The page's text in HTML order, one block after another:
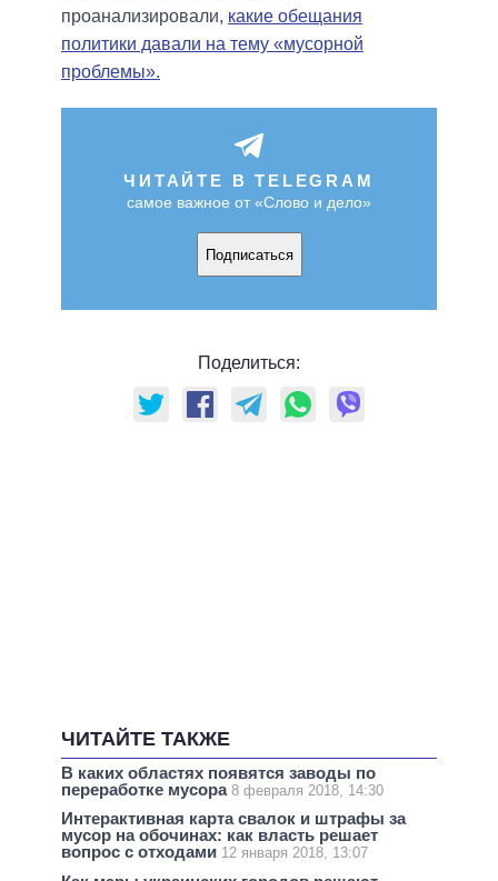
проанализировали, какие обещания
политики давали на тему «мусорной
проблемы».
ЧИТАЙТЕ В TELEGRAM
самое важное от «Слово и дело»
Подписаться
Поделиться:
ЧИТАЙТЕ ТАКЖЕ
В каких областях появятся заводы по
переработке мусора 8 февраля 2018, 14:30
Интерактивная карта свалок и штрафы за
мусор на обочинах: как власть решает
вопрос с отходами 12 января 2018, 13:07